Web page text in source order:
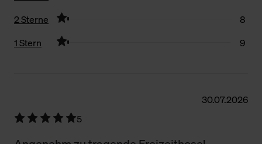
2 Sterne
8
1 Stern
9
30.07.2026
5